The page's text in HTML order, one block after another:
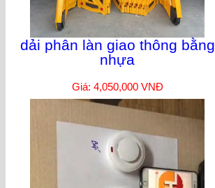
dải phân làn giao thông bằng
nhựa
Giá: 4,050,000 VNĐ